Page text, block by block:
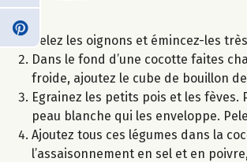
Pelez les oignons et émincez-les
Dans le fond d’une cocotte faites
froide, ajoutez le cube de bouillon
Egrainez les petits pois et les fèves.
peau blanche qui les enveloppe.
Ajoutez tous ces légumes dans la
l’assaisonnement en sel et en